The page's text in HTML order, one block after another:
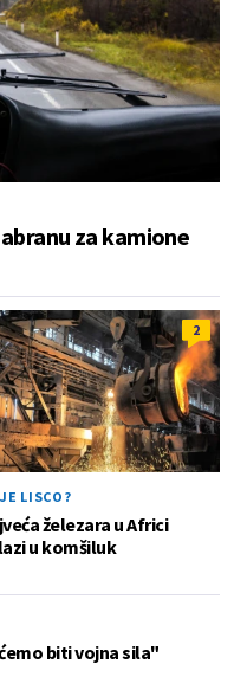
za kamione
2
LISCO?
železara u Africi
u komšiluk
biti vojna sila"